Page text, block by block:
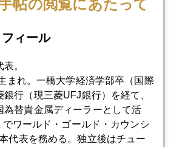
のせめぎ合い
帖の閲覧にあたって
ィール
。
まれ。一橋大学経済学部卒（国際
行（現三菱UFJ銀行）を経て、
為替貴金属ディーラーとして活
ワールド・ゴールド・カウンシ
代表を務める。独立後はチュー